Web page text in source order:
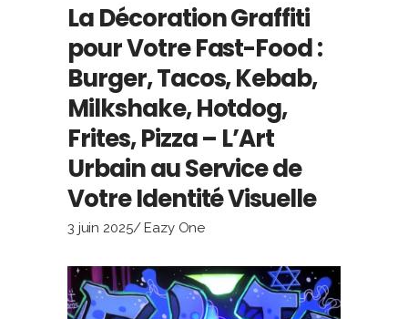
La Décoration Graffiti
pour Votre Fast-Food :
Burger, Tacos, Kebab,
Milkshake, Hotdog,
Frites, Pizza – L’Art
Urbain au Service de
Votre Identité Visuelle
3 juin 2025 Eazy One